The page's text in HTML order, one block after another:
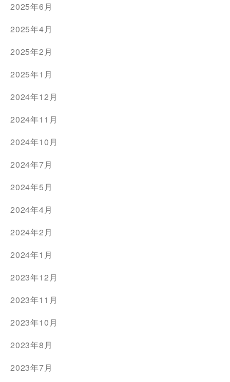
2025年6月
2025年4月
2025年2月
2025年1月
2024年12月
2024年11月
2024年10月
2024年7月
2024年5月
2024年4月
2024年2月
2024年1月
2023年12月
2023年11月
2023年10月
2023年8月
2023年7月